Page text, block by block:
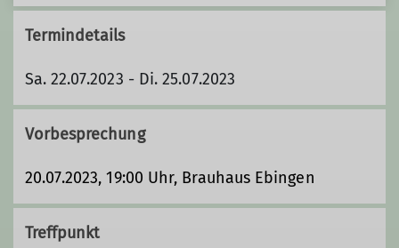
Termindetails
Sa. 22.07.2023 - Di. 25.07.2023
Vorbesprechung
20.07.2023, 19:00 Uhr, Brauhaus Ebingen
Treffpunkt